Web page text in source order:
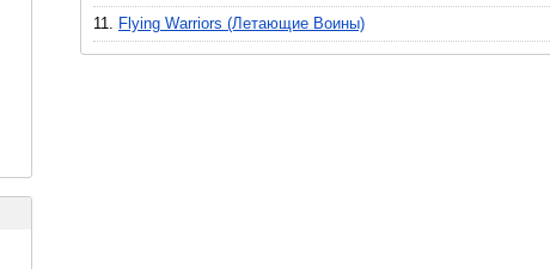
11. Flying Warriors (Летающие Воины)